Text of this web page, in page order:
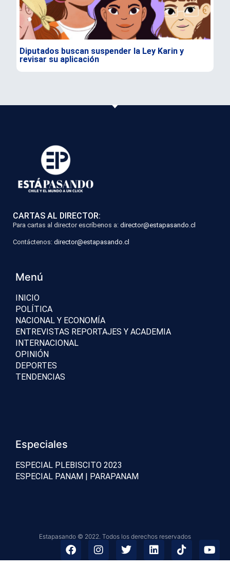
Diputados buscan suspender la Ley Karin y
revisar su aplicación
CARTAS AL DIRECTOR:
Para cartas al director escríbenos a: director@estapasando.cl
Contáctenos: director@estapasando.cl
Menú
INICIO
POLÍTICA
NACIONAL Y ECONOMÍA
ENTREVISTAS REPORTAJES Y ACADEMIA
INTERNACIONAL
OPINIÓN
DEPORTES
TENDENCIAS
Especiales
ESPECIAL PLEBISCITO 2023
ESPECIAL PANAM | PARAPANAM
Estapasando © 2022. Todos los derechos reservados